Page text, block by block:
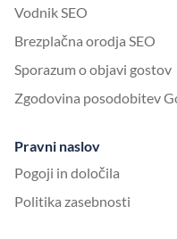
Vodnik SEO
Brezplačna orodja SEO
Sporazum o objavi gostov
Zgodovina posodobitev
Pravni naslov
Pogoji in določila
Politika zasebnosti